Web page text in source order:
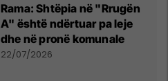
Rama: Shtëpia në "Rrugën
A" është ndërtuar pa leje
dhe në pronë komunale
22/07/2026